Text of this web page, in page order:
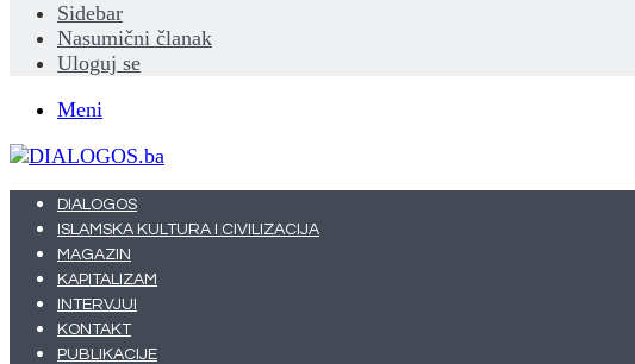
Sidebar
Nasumični članak
Uloguj se
Meni
DIALOGOS
ISLAMSKA KULTURA I CIVILIZACIJA
MAGAZIN
KAPITALIZAM
INTERVJUI
KONTAKT
PUBLIKACIJE